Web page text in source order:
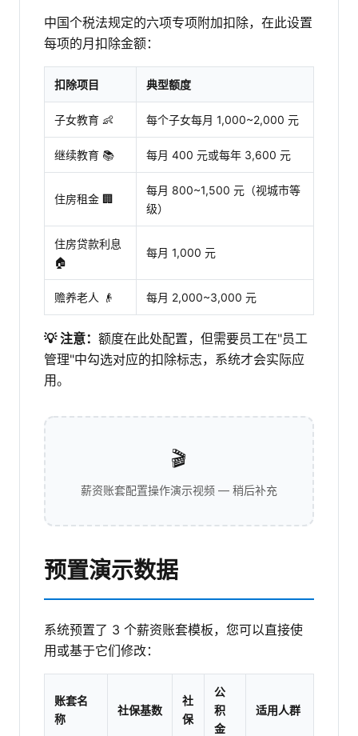
中国个税法规定的六项专项附加扣除，在此设置
每项的月扣除金额：
扣除项目 典型额度
子女教育 👶 每个子女每月 1,000~2,000 元
继续教育 📚 每月 400 元或每年 3,600 元
住房租金 🏢
每月 800~1,500 元（视城市等
级）
住房贷款利息
🏠
每月 1,000 元
赡养老人 👴 每月 2,000~3,000 元
💡 注意： 额度在此处配置，但需要员工在"员工
管理"中勾选对应的扣除标志，系统才会实际应
用。
🎬
薪资账套配置操作演示视频 — 稍后补充
预置演示数据
系统预置了 3 个薪资账套模板，您可以直接使
用或基于它们修改：
账套名
称
社保基数
社
保
公
积
金
适用人群